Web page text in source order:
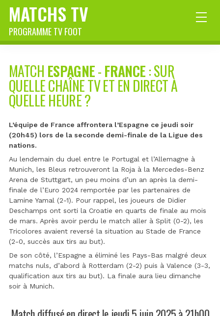
MATCHS TV
PROGRAMME TV FOOT
MATCH ESPAGNE-FRANCE: SUR
QUELLE CHAÎNE TV ET EN DIRECT À
QUELLE HEURE ?
L’équipe de France affrontera l’Espagne ce jeudi soir
(20h45) lors de la seconde demi-finale de la Ligue des
nations.
Au lendemain du duel entre le Portugal et l’Allemagne à
Munich, les Bleus retrouveront la Roja à la Mercedes-Benz
Arena de Stuttgart, un peu moins d’un an après la demi-
finale de l’Euro 2024 remportée par les partenaires de
Lamine Yamal (2-1). Pour rappel, les joueurs de Didier
Deschamps ont sorti la Croatie en quarts de finale au mois
de mars. Après avoir perdu le match aller à Split (0-2), les
Tricolores avaient reversé la situation au Stade de France
(2-0, succès aux tirs au but).
De son côté, l’Espagne a éliminé les Pays-Bas malgré deux
matchs nuls, d’abord à Rotterdam (2-2) puis à Valence (3-3,
qualification aux tirs au but). La finale aura lieu dimanche
soir à Munich.